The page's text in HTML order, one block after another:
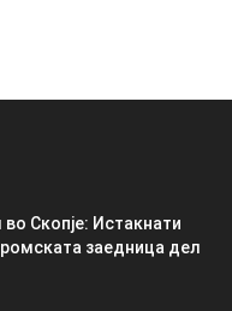
Скопје: Истакнати
заедница дел